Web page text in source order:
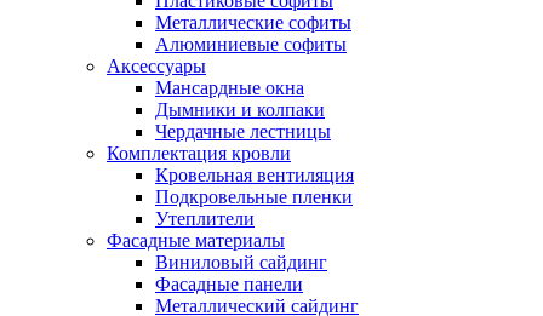
Металлические софиты
Алюминиевые софиты
Аксессуары
Мансардные окна
Дымники и колпаки
Чердачные лестницы
Комплектация кровли
Кровельная вентиляция
Подкровельные пленки
Утеплители
Фасадные материалы
Виниловый сайдинг
Фасадные панели
Металлический сайдинг